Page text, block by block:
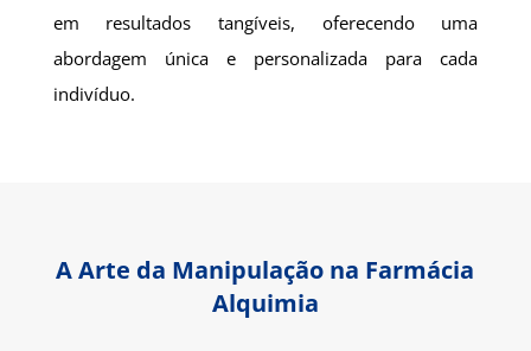
em resultados tangíveis, oferecendo uma
abordagem única e personalizada para cada
indivíduo.
A Arte da Manipulação na Farmácia
Alquimia